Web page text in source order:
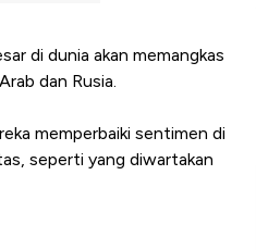
di dunia akan memangkas
dan Rusia.
memperbaiki sentimen di
seperti yang diwartakan